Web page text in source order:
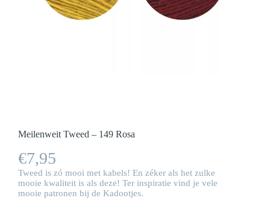
Meilenweit Tweed – 149 Rosa
€7,95
Tweed is zó mooi met kabels! En zéker als het zulke
mooie kwaliteit is als deze! Ter inspiratie vind je vele
mooie patronen bij de Kadootjes.